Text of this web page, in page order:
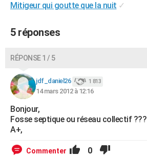
S'inscrire
Se connecter
Lycées
Collèges
Primaires
Universités
Entreprises
Service militaire
Avis de recherche
AVIS DE DÉCÈS
FORUM
Mitigeur qui goutte que la nuit ✓
5 réponses
RÉPONSE 1 / 5
jdf_daniel26 1 813
14 mars 2012 à 12:16
Bonjour,
Fosse septique ou réseau collectif ???
A+,
Commenter 0